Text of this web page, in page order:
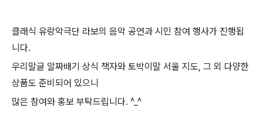
클래식 유랑악극단 라보의 음악 공연과 시민 참여 행사가 진행됩
니다.
우리말글 알짜배기 상식 책자와 토박이말 서울 지도, 그 외 다양한
상품도 준비되어 있으니
많은 참여와 홍보 부탁드립니다. ^_^